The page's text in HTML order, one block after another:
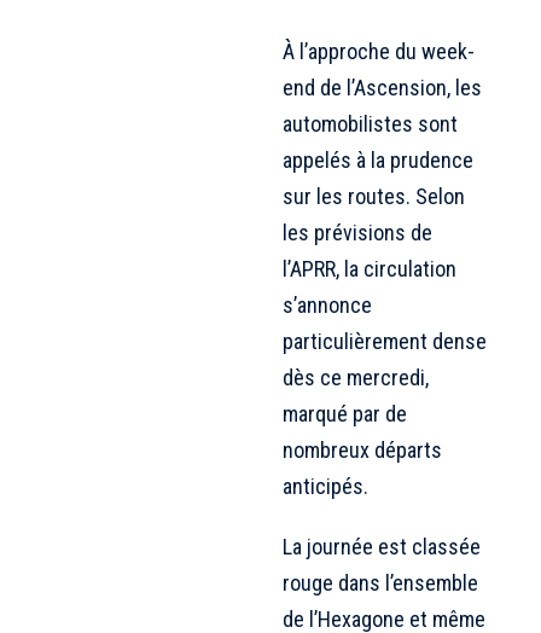
À l’approche du week-
end de l’Ascension, les
automobilistes sont
appelés à la prudence
sur les routes. Selon
les prévisions de
l’APRR, la circulation
s’annonce
particulièrement dense
dès ce mercredi,
marqué par de
nombreux départs
anticipés.
La journée est classée
rouge dans l’ensemble
de l’Hexagone et même